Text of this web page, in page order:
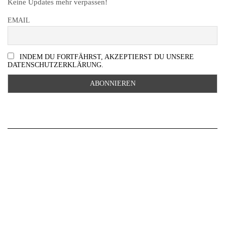
Keine Updates mehr verpassen!
EMAIL
INDEM DU FORTFÄHRST, AKZEPTIERST DU UNSERE
DATENSCHUTZERKLÄRUNG.